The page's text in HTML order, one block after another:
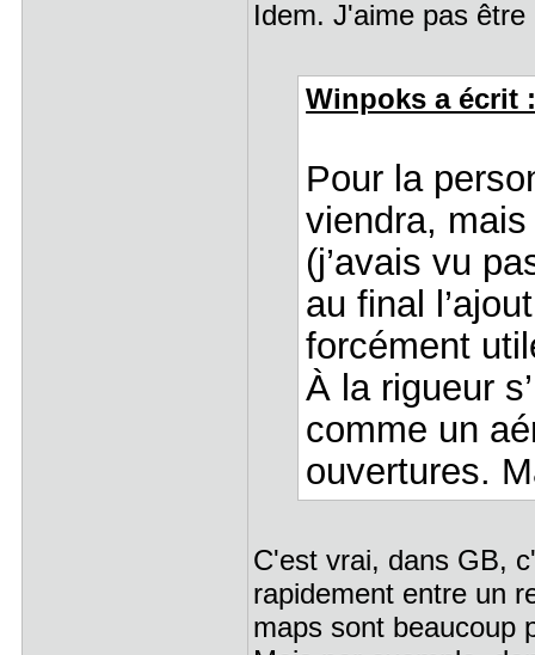
Idem. J'aime pas
Winpoks a écrit
Pour la
viendra,
(j’avais vu
au final
forcément
À la rigueur
comme un
ouvertures.
C'est vrai, dans GB,
rapidement entre un
maps sont beaucoup